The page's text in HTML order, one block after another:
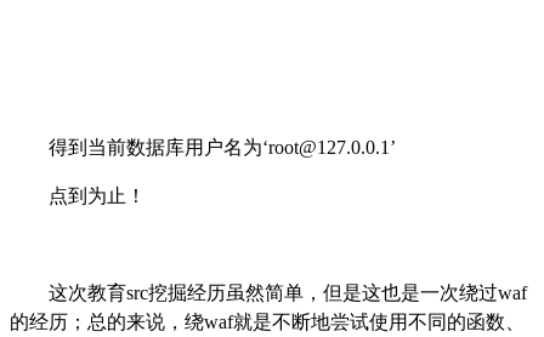
得到当前数据库用户名为‘root@127.0.0.1 ’
点到为止！
这次教育src挖掘经历虽然简单，但是这也是一次绕过waf
的经历；总的来说，绕waf就是不断地尝试使用不同的函数、